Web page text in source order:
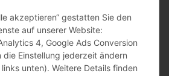
akzeptieren“ gestatten Sie den
auf unserer Website:
4, Google Ads Conversion
die Einstellung jederzeit ändern
unten). Weitere Details finden
widerrufen